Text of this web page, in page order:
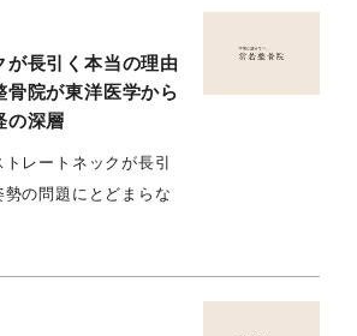
長引く本当の理由
骨院が東洋医学から
の深層
レートネックが長引
の問題にとどまらな